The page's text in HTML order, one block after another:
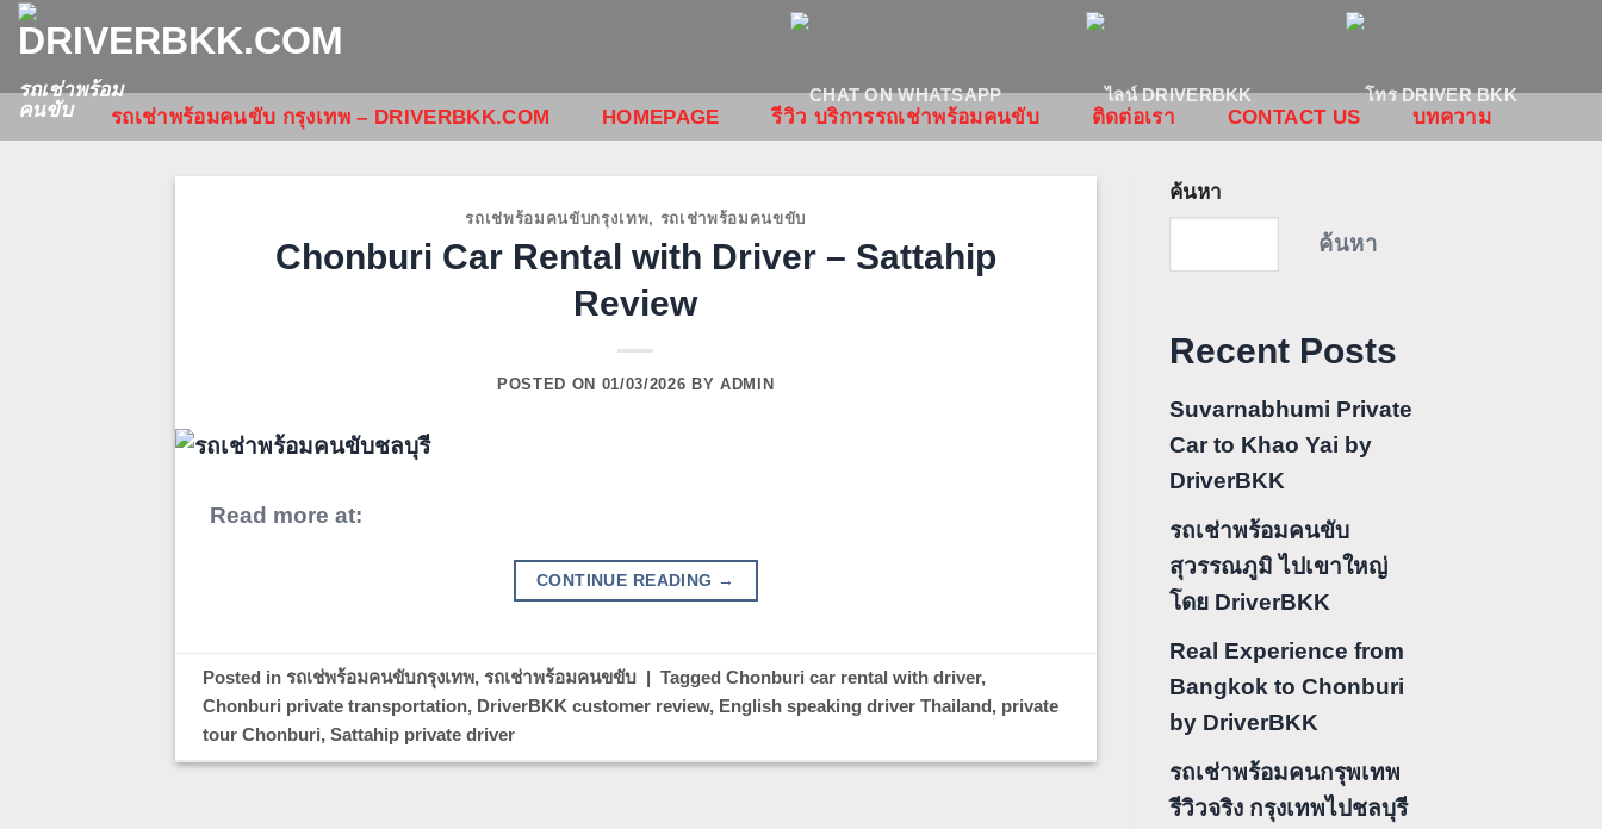
ข้าม
ไป
ยัง
เนื้อหา
รถเช่าพร้อม
คนขับ
รถเช่าพร้อมคนขับ กรุงเทพ – DRIVERBKK.COM HOMEPAGE รีวิว บริการรถเช่าพร้อมคนขับ ติดต่อเรา CONTACT US บทความ
รถเช่พร้อมคนขับกรุงเทพ, รถเช่าพร้อมคนขขับ
Chonburi Car Rental with Driver – Sattahip
Review
POSTED ON 01/03/2026 BYADMIN
Read more at:
CONTINUE READING →
Posted in รถเช่พร้อมคนขับกรุงเทพ, รถเช่าพร้อมคนขขับ | Tagged Chonburi car rental with driver,
Chonburi private transportation, DriverBKK customer review, English speaking driver Thailand, private
tour Chonburi, Sattahip private driver
ค้นหา
ค้นหา
Recent Posts
Suvarnabhumi Private
Car to Khao Yai by
DriverBKK
รถเช่าพร้อมคนขับ
สุวรรณภูมิ ไปเขาใหญ่
โดย DriverBKK
Real Experience from
Bangkok to Chonburi
by DriverBKK
รถเช่าพร้อมคนกรุพเทพ
รีวิวจริง กรุงเทพไปชลบุรี